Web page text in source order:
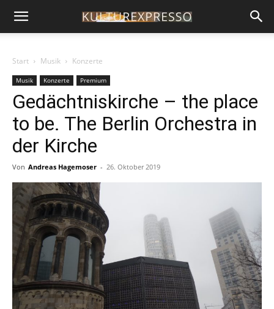
Start Musik Konzerte
Musik Konzerte Premium
Gedächtniskirche – the place
to be. The Berlin Orchestra in
der Kirche
Von Andreas Hagemoser - 26. Oktober 2019